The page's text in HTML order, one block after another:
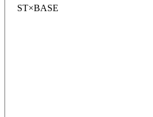
ST×BASE